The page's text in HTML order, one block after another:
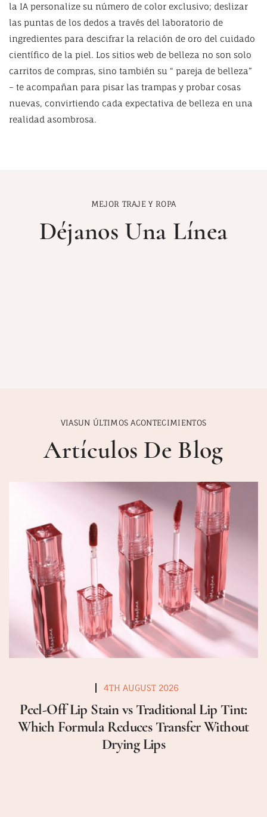
la IA personalize su número de color exclusivo; deslizar
las puntas de los dedos a través del laboratorio de
ingredientes para descifrar la relación de oro del cuidado
científico de la piel. Los sitios web de belleza no son solo
carritos de compras, sino también su “ pareja de belleza”
– te acompañan para pisar las trampas y probar cosas
nuevas, convirtiendo cada expectativa de belleza en una
realidad asombrosa.
MEJOR TRAJE Y ROPA
Déjanos Una Línea
VIASUN ÚLTIMOS ACONTECIMIENTOS
Artículos De Blog
4TH AUGUST 2026
Peel-Off Lip Stain vs Traditional Lip Tint:
Which Formula Reduces Transfer Without
Drying Lips